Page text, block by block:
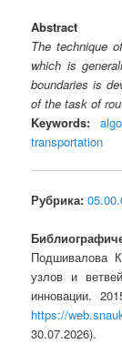
Abstract
The technique
which is
boundaries is
of the task of
Keywords:
transportation
Рубрика:
Подшивалова
узлов и
инновации.
https://
30.07.2026).